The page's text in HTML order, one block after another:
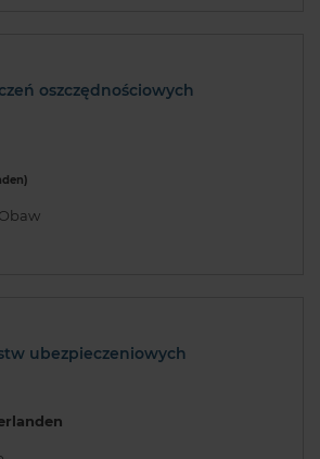
oszczędnościowych
ubezpieczeniowych